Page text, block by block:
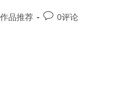
品推荐
Post0评论